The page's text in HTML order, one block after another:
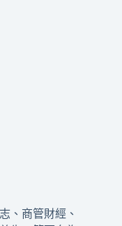
、商管財經、